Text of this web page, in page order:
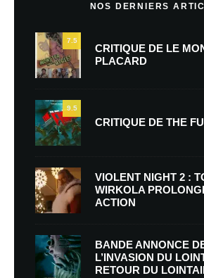
NOS DERNIERS
7.5
CRITIQUE DE LE
PLACARD
9.5
CRITIQUE DE THE
VIOLENT NIGHT 2 :
WIRKOLA
ACTION
BANDE ANNONCE
L’INVASION DU
RETOUR DU